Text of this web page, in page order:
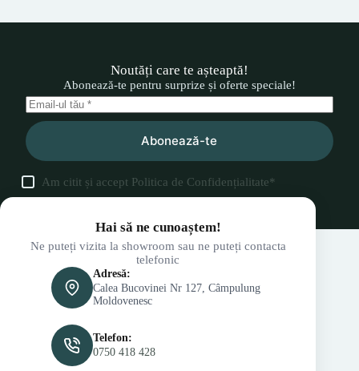
Noutăți care te așteaptă!
Abonează-te pentru surprize și oferte speciale!
Abonează-te
Am citit și accept Politica de Confidențialitate*
Hai să ne cunoaștem!
Ne puteți vizita la showroom sau ne puteți contacta
telefonic
Adresă:
Calea Bucovinei Nr 127, Câmpulung
Moldovenesc
Telefon:
0750 418 428